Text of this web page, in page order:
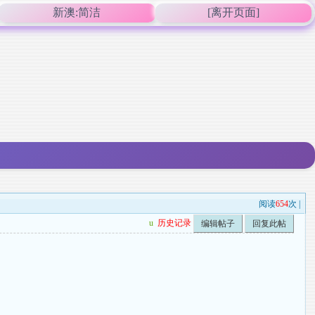
新澳:简洁 [离开页面]
阅读654次 |
u 历史记录 编辑帖子 回复此帖